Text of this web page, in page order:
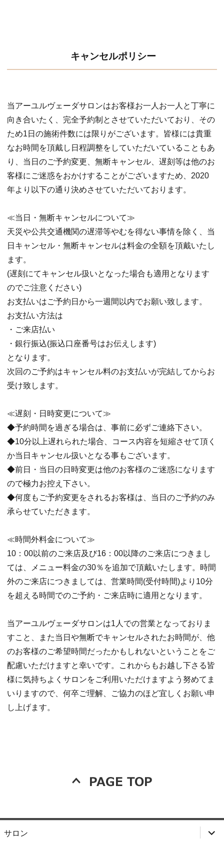
キャンセルポリシー
当アーユルヴェーダサロンはお客様お一人お一人と丁寧に
向き合いたく、完全予約制とさせていただいており、その
ため1日の施術件数には限りがございます。皆様には貴重
なお時間を頂戴し日程調整をしていただいていることもあ
り、当日のご予約変更、無断キャンセル、遅刻等は他のお
客様にご迷惑をおかけすることがございますため、2020
年より以下の通り決めさせていただいております。
≪当日・無断キャンセルについて≫
天災や公共交通機関の遅滞等やむを得ない事情を除く、当
日キャンセル・無断キャンセルは料金の全額を頂戴いたし
ます。
(遅刻にてキャンセル扱いとなった場合も適用となります
のでご注意ください)
お支払いはご予約日から一週間以内でお願い致します。
お支払い方法は
・ご来店払い
・銀行振込(振込口座番号はお伝えします)
となります。
次回のご予約はキャンセル料のお支払いが完結してからお
受け致します。
≪遅刻・日時変更について≫
◆予約時間を過ぎる場合は、事前に必ずご連絡下さい。
◆10分以上遅れられた場合、コース内容を短縮させて頂く
か当日キャンセル扱いとなる事もございます。
◆前日・当日の日時変更は他のお客様のご迷惑になります
ので極力お控え下さい。
◆何度もご予約変更をされるお客様は、当日のご予約のみ
承らせていただきます。
≪時間外料金について≫
10：00以前のご来店及び16：00以降のご来店につきまし
ては、メニュー料金の30％を追加で頂戴いたします。時間
外のご来店につきましては、営業時間(受付時間)より10分
を超える時間でのご予約・ご来店時に適用となります。
当アーユルヴェーダサロンは1人での営業となっておりま
すこと、また当日や無断でキャンセルされたお時間が、他
のお客様のご希望時間だったかもしれないということをご
配慮いただけますと幸いです。これからもお越し下さる皆
様に気持ちよくサロンをご利用いただけますよう努めてま
いりますので、何卒ご理解、ご協力のほど宜しくお願い申
し上げます。